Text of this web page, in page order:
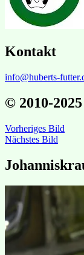
Kontakt
info@huberts-
© 2010-
Vorheriges Bild
Nächstes Bild